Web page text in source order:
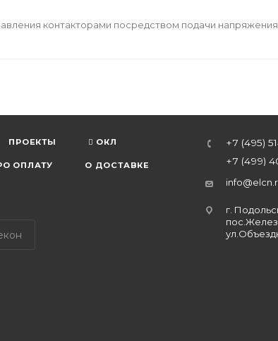
контакторами посредством подачи напряжения
ПРОЕКТЫ ОКЛ
ОПЛАТУ О ДОСТАВКЕ
+7 (495)
+7 (499)
г.